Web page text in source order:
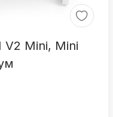
V2 Mini, Mini